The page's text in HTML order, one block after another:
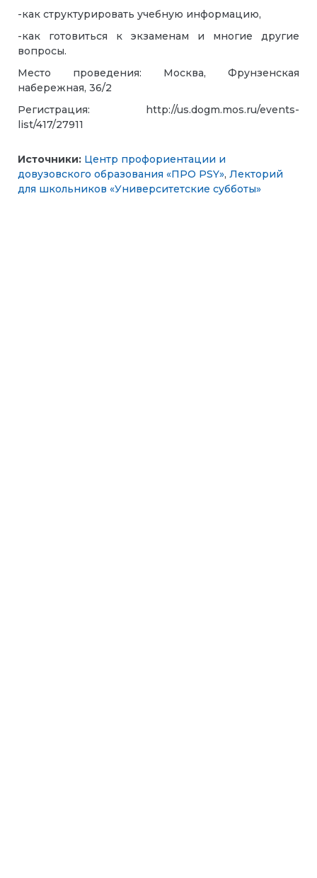
-как структурировать учебную информацию,
-как готовиться к экзаменам и многие другие
вопросы.
Место проведения:
Москва, Фрунзенская
набережная, 36/2
Регистрация: http://us.dogm.mos.ru/events-
list/417/27911
Источники: Центр профориентации и
довузовского образования «ПРО PSY», Лекторий
для школьников «Университетские субботы»